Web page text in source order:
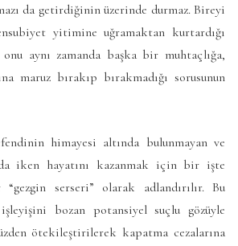
da getirdiğinin üzerinde durmaz. Bireyi
yitimine uğramaktan kurtardığı
aynı zamanda başka bir muhtaçlığa,
maruz bırakıp bırakmadığı sorusunun
himayesi altında bulunmayan ve
iken hayatını kazanmak için bir işte
“gezgin serseri” olarak adlandırılır. Bu
bozan potansiyel suçlu gözüyle
ötekileştirilerek kapatma cezalarına